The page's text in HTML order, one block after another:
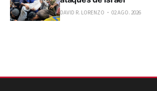
DAVID R. LORENZO 02 AGO. 2026